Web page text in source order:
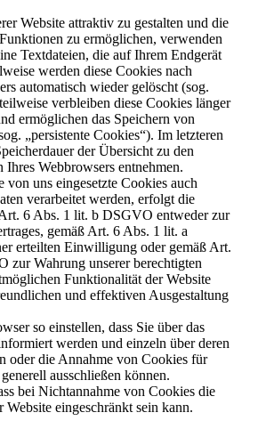
Website attraktiv zu gestalten und die
zu ermöglichen, verwenden
Textdateien, die auf Ihrem Endgerät
werden diese Cookies nach
automatisch wieder gelöscht (sog.
verbleiben diese Cookies länger
ermöglichen das Speichern von
„persistente Cookies“). Im letzteren
der Übersicht zu den
Webbrowsers entnehmen.
von uns eingesetzte Cookies auch
verarbeitet werden, erfolgt die
6 Abs. 1 lit. b DSGVO entweder zur
gemäß Art. 6 Abs. 1 lit. a
erteilten Einwilligung oder gemäß Art.
zur Wahrung unserer berechtigten
Funktionalität der Website
und effektiven Ausgestaltung
so einstellen, dass Sie über das
werden und einzeln über deren
oder die Annahme von Cookies für
ausschließen können.
bei Nichtannahme von Cookies die
Website eingeschränkt sein kann.